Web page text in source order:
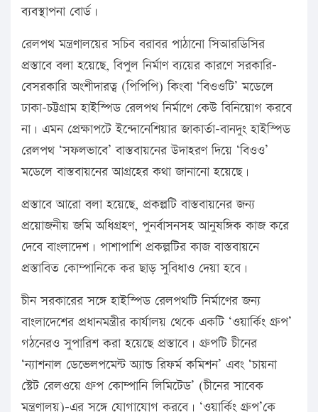
ব্যবস্থাপনা বোর্ড।
রেলপথ মন্ত্রণালয়ের সচিব বরাবর পাঠানো সিআরডিসির
প্রস্তাবে বলা হয়েছে, বিপুল নির্মাণ ব্যয়ের কারণে সরকারি-
বেসরকারি অংশীদারত্ব (পিপিপি) কিংবা ‘বিওওটি’ মডেলে
ঢাকা-চট্টগ্রাম হাইস্পিড রেলপথ নির্মাণে কেউ বিনিয়োগ করবে
না। এমন প্রেক্ষাপটে ইন্দোনেশিয়ার জাকার্তা-বানদুং হাইস্পিড
রেলপথ ‘সফলভাবে’ বাস্তবায়নের উদাহরণ দিয়ে ‘বিওও’
মডেলে বাস্তবায়নের আগ্রহের কথা জানানো হয়েছে।
প্রস্তাবে আরো বলা হয়েছে, প্রকল্পটি বাস্তবায়নের জন্য
প্রয়োজনীয় জমি অধিগ্রহণ, পুনর্বাসনসহ আনুষঙ্গিক কাজ করে
দেবে বাংলাদেশ। পাশাপাশি প্রকল্পটির কাজ বাস্তবায়নে
প্রস্তাবিত কোম্পানিকে কর ছাড় সুবিধাও দেয়া হবে।
চীন সরকারের সঙ্গে হাইস্পিড রেলপথটি নির্মাণের জন্য
বাংলাদেশের প্রধানমন্ত্রীর কার্যালয় থেকে একটি ‘ওয়ার্কিং গ্রুপ’
গঠনেরও সুপারিশ করা হয়েছে প্রস্তাবে। গ্রুপটি চীনের
‘ন্যাশনাল ডেভেলপমেন্ট অ্যান্ড রিফর্ম কমিশন’ এবং ‘চায়না
স্টেট রেলওয়ে গ্রুপ কোম্পানি লিমিটেড’ (চীনের সাবেক
মন্ত্রণালয়)-এর সঙ্গে যোগাযোগ করবে। ‘ওয়ার্কিং গ্রুপ’কে